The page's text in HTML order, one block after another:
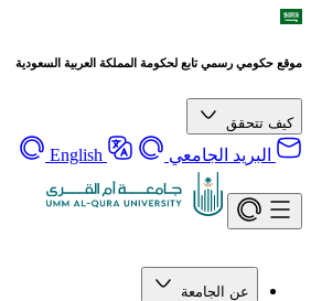
موقع حكومي رسمي تابع لحكومة المملكة العربية السعودية
كيف تتحقق
البريد الجامعي English
عن الجامعة